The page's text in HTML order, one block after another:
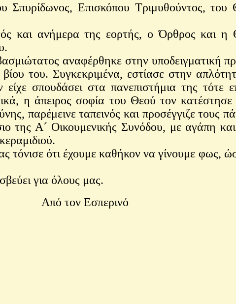
Επισκόπου Τριμυθούντος, του
ανήμερα της εορτής, ο Όρθρος και η
αναφέρθηκε στην υποδειγματική
του. Συγκεκριμένα, εστίασε στην
σπουδάσει στα πανεπιστήμια της τότε
η άπειρος σοφία του Θεού τον
παρέμεινε ταπεινός και προσέγγιζε τους
της Α´ Οικουμενικής Συνόδου, με αγάπη
τόνισε ότι έχουμε καθήκον να γίνουμε φως,
για όλους μας.
Από τον Εσπερινό